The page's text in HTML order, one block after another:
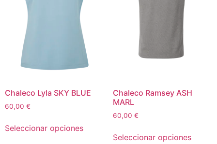
Chaleco Lyla SKY BLUE
60,00 €
Seleccionar opciones
Chaleco Ramsey ASH
MARL
60,00 €
Seleccionar opciones